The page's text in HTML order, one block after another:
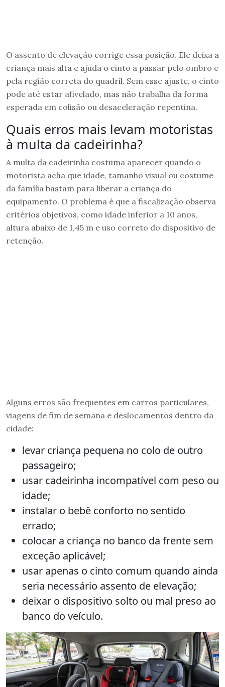
O assento de elevação corrige essa posição. Ele deixa a
criança mais alta e ajuda o cinto a passar pelo ombro e
pela região correta do quadril. Sem esse ajuste, o cinto
pode até estar afivelado, mas não trabalha da forma
esperada em colisão ou desaceleração repentina.
Quais erros mais levam motoristas
à multa da cadeirinha?
A multa da cadeirinha costuma aparecer quando o
motorista acha que idade, tamanho visual ou costume
da família bastam para liberar a criança do
equipamento. O problema é que a fiscalização observa
critérios objetivos, como idade inferior a 10 anos,
altura abaixo de 1,45 m e uso correto do dispositivo de
retenção.
Alguns erros são frequentes em carros particulares,
viagens de fim de semana e deslocamentos dentro da
cidade:
levar criança pequena no colo de outro
passageiro;
usar cadeirinha incompatível com peso ou
idade;
instalar o bebê conforto no sentido
errado;
colocar a criança no banco da frente sem
exceção aplicável;
usar apenas o cinto comum quando ainda
seria necessário assento de elevação;
deixar o dispositivo solto ou mal preso ao
banco do veículo.